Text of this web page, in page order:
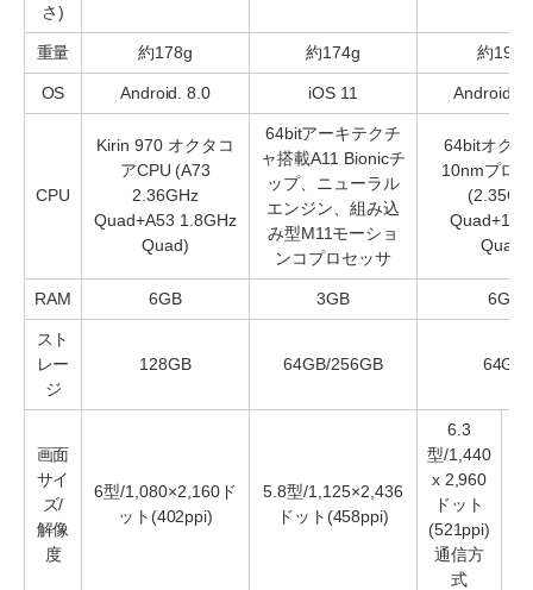
さ)
重量 約178g 約174g 約190g
OS Android. 8.0 iOS 11 Android
CPU
Kirin 970 オクタコ
アCPU (A73
2.36GHz
Quad+A53 1.8GHz
Quad)
64bitアーキテクチ
ャ搭載A11 Bionicチ
ップ、ニューラル
エンジン、組み込
み型M11モーショ
ンコプロセッサ
64bitオク
10nmプロ
Quad)
RAM 6GB 3GB 6GB
スト
レー
ジ
128GB 64GB/256GB 64GB
画面
サイ
ズ/
解像
度
6型/1,080×2,160ド
ット(402ppi)
5.8型/1,125×2,436
ドット(458ppi)
6.3
型/1,440
x 2,960
ドット
(521ppi)
通信方
式